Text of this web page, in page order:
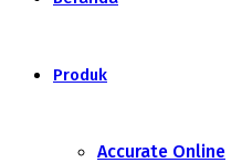
Produk
Accurate Online